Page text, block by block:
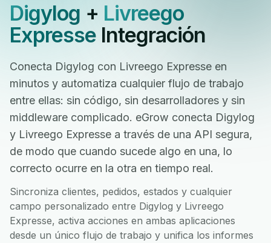
Digylog + Livreego
ExpresseIntegración
Conecta Digylog con Livreego Expresse en
minutos y automatiza cualquier flujo de trabajo
entre ellas: sin código, sin desarrolladores y sin
middleware complicado. eGrow conecta Digylog
y Livreego Expresse a través de una API segura,
de modo que cuando sucede algo en una, lo
correcto ocurre en la otra en tiempo real.
Sincroniza clientes, pedidos, estados y cualquier
campo personalizado entre Digylog y Livreego
Expresse, activa acciones en ambas aplicaciones
desde un único flujo de trabajo y unifica los informes